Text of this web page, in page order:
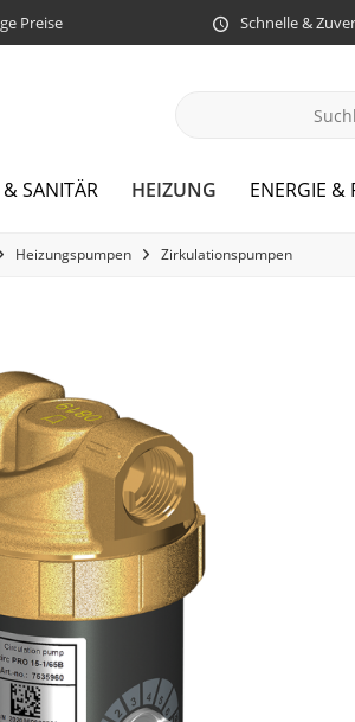
Preise Schnelle &
SANITÄR HEIZUNG ENERGIE &
Heizungspumpen Zirkulationspumpen